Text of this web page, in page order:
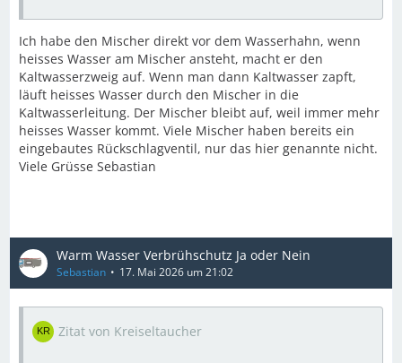
Ich habe den Mischer direkt vor dem Wasserhahn, wenn
heisses Wasser am Mischer ansteht, macht er den
Kaltwasserzweig auf. Wenn man dann Kaltwasser zapft,
läuft heisses Wasser durch den Mischer in die
Kaltwasserleitung. Der Mischer bleibt auf, weil immer mehr
heisses Wasser kommt. Viele Mischer haben bereits ein
eingebautes Rückschlagventil, nur das hier genannte nicht.
Viele Grüsse Sebastian
Warm Wasser Verbrühschutz Ja oder Nein
Sebastian 17. Mai 2026 um 21:02
Zitat von Kreiseltaucher